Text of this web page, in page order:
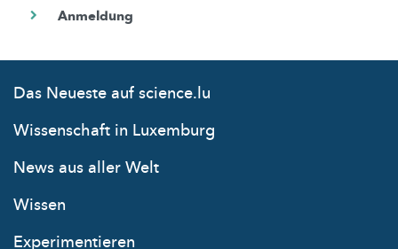
Das Neueste auf science.lu
Wissenschaft in Luxemburg
News aus aller Welt
Wissen
Experimentieren